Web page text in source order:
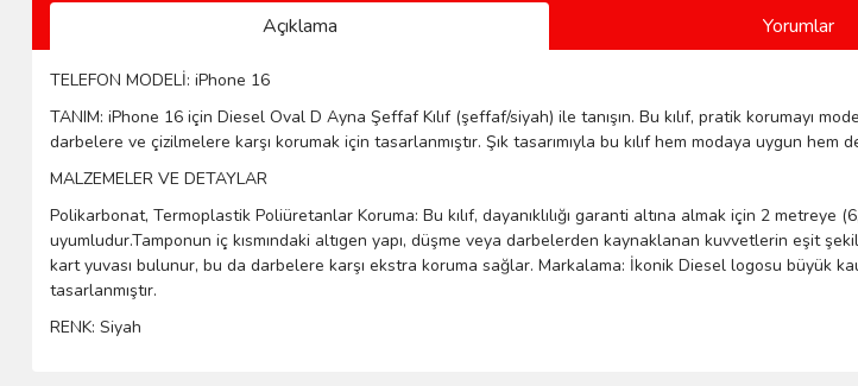
Açıklama Yorumlar
TELEFON MODELİ: iPhone 16
TANIM: iPhone 16 için Diesel Oval D Ayna Şeffaf Kılıf (şeffaf/siyah) ile tanışın. Bu kılıf, pratik korumayı
darbelere ve çizilmelere karşı korumak için tasarlanmıştır. Şık tasarımıyla bu kılıf hem modaya uygun hem
MALZEMELER VE DETAYLAR
Polikarbonat, Termoplastik Poliüretanlar Koruma: Bu kılıf, dayanıklılığı garanti altına almak için 2
uyumludur.Tamponun iç kısmındaki altıgen yapı, düşme veya darbelerden kaynaklanan kuvvetlerin eşit
kart yuvası bulunur, bu da darbelere karşı ekstra koruma sağlar. Markalama: İkonik Diesel logosu büyük
tasarlanmıştır.
RENK: Siyah